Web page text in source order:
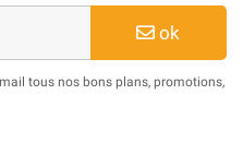
ok
tous nos bons plans, promotions,